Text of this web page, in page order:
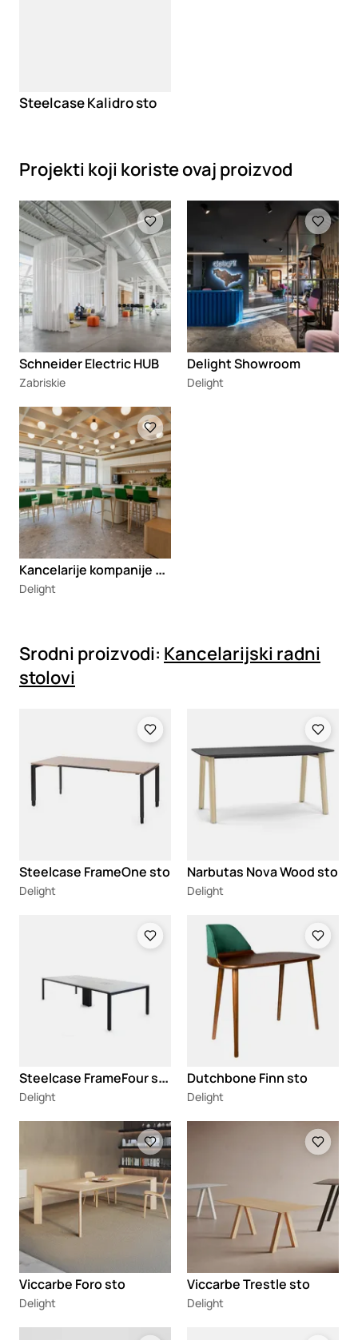
Steelcase Kalidro sto
Projekti koji koriste ovaj proizvod
Loading
Schneider Electric HUB
Zabriskie
Loading
Delight Showroom
Delight
Loading
K
ancelarije kompanije Teva
Delight
Srodni proizvodi: Kancelarijski radni
stolovi
Steelcase FrameOne sto
Delight
Narbutas Nova Wood sto
Delight
S
teelcase FrameFour sto
Delight
Loading
Dutchbone Finn sto
Delight
Viccarbe Foro sto
Delight
Viccarbe Trestle sto
Delight